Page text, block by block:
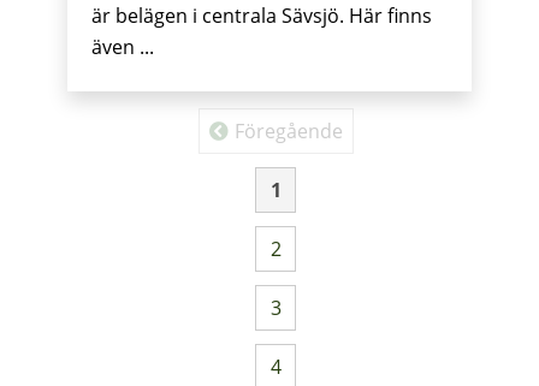
är belägen i centrala Sävsjö. Här finns
även ...
Fler sökträffar
Föregående
Sida
1
Sida
2
Sida
3
Sida
4